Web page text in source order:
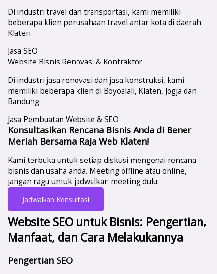
Di industri travel dan transportasi, kami memiliki
beberapa klien perusahaan travel antar kota di daerah
Klaten.
Jasa SEO
Website Bisnis Renovasi & Kontraktor
Di industri jasa renovasi dan jasa konstruksi, kami
memiliki beberapa klien di Boyoalali, Klaten, Jogja dan
Bandung.
Jasa Pembuatan Website & SEO
Konsultasikan Rencana Bisnis Anda di Bener
Meriah Bersama Raja Web Klaten!
Kami terbuka untuk setiap diskusi mengenai rencana
bisnis dan usaha anda. Meeting offline atau online,
jangan ragu untuk jadwalkan meeting dulu.
Jadwalkan Konsultasi
Website SEO untuk Bisnis: Pengertian,
Manfaat, dan Cara Melakukannya
Pengertian SEO